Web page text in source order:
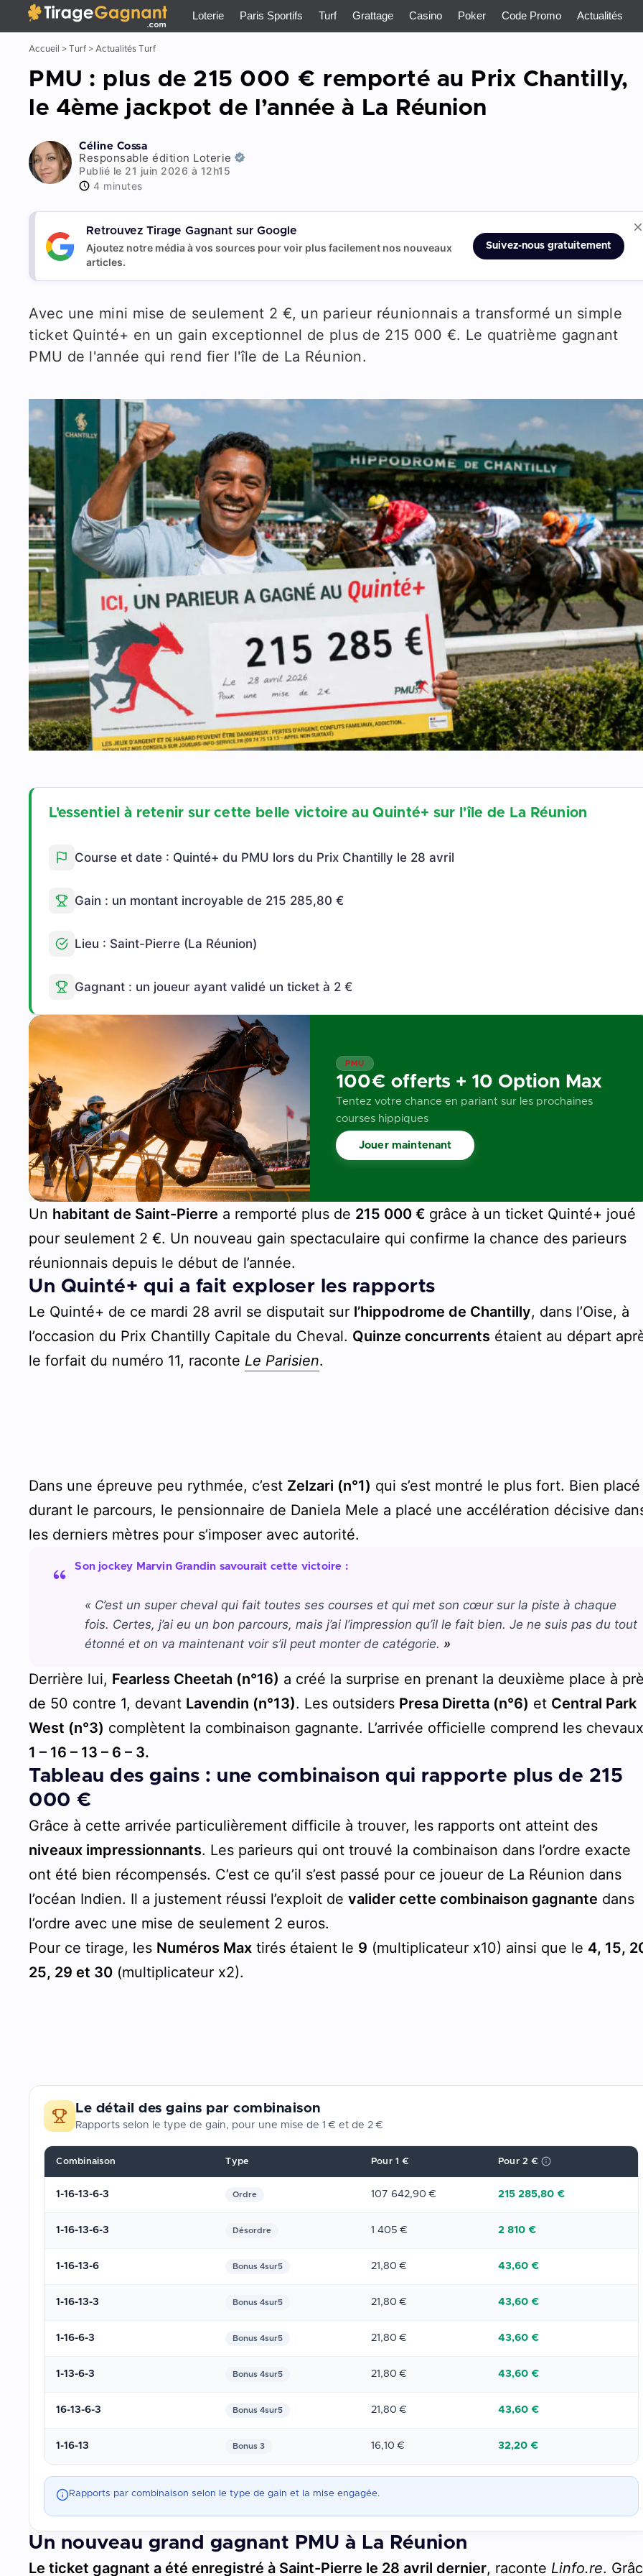
Tirage Gagnant
Loterie Paris Sportifs Turf Grattage Casino Poker Code Promo Actualités
Accueil >Turf > Actualités Turf
PMU : plus de 215 000 € remporté au Prix Chantilly,
le 4ème jackpot de l’année à La Réunion
Céline Cossa
Responsable édition Loterie
Publié le 21 juin 2026 à 12h15
4 minutes
Retrouvez Tirage Gagnant sur Google
Ajoutez notre média à vos sources pour voir plus facilement nos nouveaux
articles.
Suivez-nous gratuitement
Avec une mini mise de seulement 2 €, un parieur réunionnais a transformé un simple
ticket Quinté+ en un gain exceptionnel de plus de 215 000 €. Le quatrième gagnant
PMU de l'année qui rend fier l'île de La Réunion.
L'essentiel à retenir sur cette belle victoire au Quinté+ sur l'île de La Réunion
Course et date : Quinté+ du PMU lors du Prix Chantilly le 28 avril
Gain : un montant incroyable de 215 285,80 €
Lieu : Saint-Pierre (La Réunion)
Gagnant : un joueur ayant validé un ticket à 2 €
PMU
100€ offerts + 10 Option Max
Tentez votre chance en pariant sur les prochaines
courses hippiques
Jouer maintenant
Un habitant de Saint-Pierre a remporté plus de 215 000 € grâce à un ticket Quinté+ joué
pour seulement 2 €. Un nouveau gain spectaculaire qui confirme la chance des parieurs
réunionnais depuis le début de l’année.
Un Quinté+ qui a fait exploser les rapports
Le Quinté+ de ce mardi 28 avril se disputait sur l’hippodrome de Chantilly, dans l’Oise, à
l’occasion du Prix Chantilly Capitale du Cheval. Quinze concurrents étaient au départ
le forfait du numéro 11, raconte Le Parisien.
Dans une épreuve peu rythmée, c’est Zelzari (n°1) qui s’est montré le plus fort. Bien placé
durant le parcours, le pensionnaire de Daniela Mele a placé une accélération décisive
les derniers mètres pour s’imposer avec autorité.
Son jockey Marvin Grandin savourait cette victoire :
« C’est un super cheval qui fait toutes ses courses et qui met son cœur sur la piste à chaque
fois. Certes, j’ai eu un bon parcours, mais j’ai l’impression qu’il le fait bien. Je ne suis pas du tout
étonné et on va maintenant voir s’il peut monter de catégorie.»
Derrière lui, Fearless Cheetah (n°16) a créé la surprise en prenant la deuxième place à
de 50 contre 1, devant Lavendin (n°13). Les outsiders Presa Diretta (n°6) et Central Park
West (n°3) complètent la combinaison gagnante. L’arrivée officielle comprend les
1 – 16 – 13 – 6 – 3.
Tableau des gains : une combinaison qui rapporte plus de 215
000 €
Grâce à cette arrivée particulièrement difficile à trouver, les rapports ont atteint des
niveaux impressionnants. Les parieurs qui ont trouvé la combinaison dans l’ordre exacte
ont été bien récompensés. C’est ce qu’il s’est passé pour ce joueur de La Réunion dans
l’océan Indien. Il a justement réussi l’exploit devalider cette combinaison gagnante dans
l’ordre avec une mise de seulement 2 euros.
Pour ce tirage, les Numéros Max tirés étaient le 9 (multiplicateur x10) ainsi que le 4, 15,
25, 29 et 30 (multiplicateur x2).
Le détail des gains par combinaison
Rapports selon le type de gain, pour une mise de 1 € et de 2 €
Combinaison Type Pour 1 € Pour 2 €
1-16-13-6-3 Ordre 107 642,90 € 215 285,80 €
1-16-13-6-3 Désordre 1 405 € 2 810 €
1-16-13-6 Bonus 4sur5 21,80 € 43,60 €
1-16-13-3 Bonus 4sur5 21,80 € 43,60 €
1-16-6-3 Bonus 4sur5 21,80 € 43,60 €
1-13-6-3 Bonus 4sur5 21,80 € 43,60 €
16-13-6-3 Bonus 4sur5 21,80 € 43,60 €
1-16-13 Bonus 3 16,10 € 32,20 €
Rapports par combinaison selon le type de gain et la mise engagée.
Un nouveau grand gagnant PMU à La Réunion
Le ticket gagnant a été enregistré à Saint-Pierre le 28 avril dernier, raconte Linfo.re.